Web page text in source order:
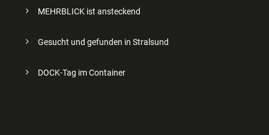
MEHRBLICK ist ansteckend
Gesucht und gefunden in Stralsund
DOCK-Tag im Container